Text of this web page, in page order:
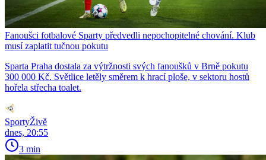
Fanoušci fotbalové Sparty předvedli nepochopitelné chování. Klub
musí zaplatit tučnou pokutu
Sparta Praha dostala za výtržnosti svých fanoušků v Brně pokutu
300 000 Kč. Světlice letěly směrem k hrací ploše, v sektoru hostů
hořela střecha toalet.
SportyŽivě
dnes, 20:55
3 min